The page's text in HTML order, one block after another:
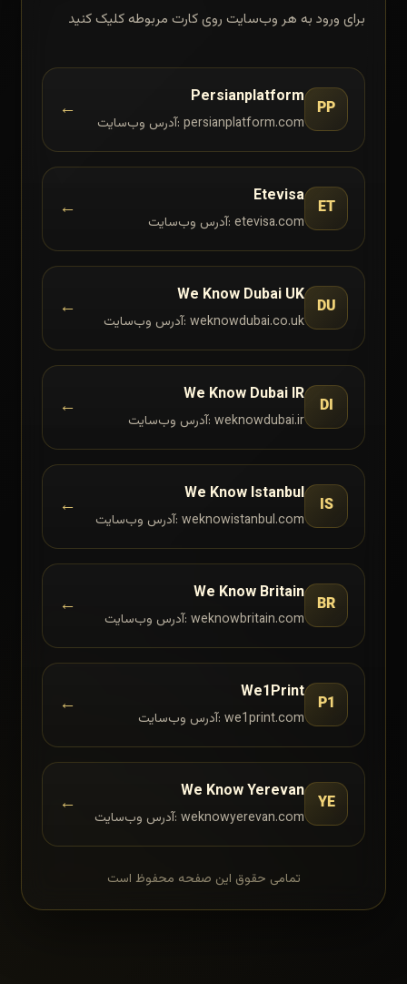
برای ورود به هر وب‌سایت روی کارت مربوطه کلیک کنید
PP
Persianplatform
آدرس وب‌سایت: persianplatform.com
←
ET
Etevisa
آدرس وب‌سایت: etevisa.com
←
DU
We Know Dubai UK
آدرس وب‌سایت: weknowdubai.co.uk
←
DI
We Know Dubai IR
آدرس وب‌سایت: weknowdubai.ir
←
IS
We Know Istanbul
آدرس وب‌سایت: weknowistanbul.com
←
BR
We Know Britain
آدرس وب‌سایت: weknowbritain.com
←
P1
We1Print
آدرس وب‌سایت: we1print.com
←
YE
We Know Yerevan
آدرس وب‌سایت: weknowyerevan.com
←
تمامی حقوق این صفحه محفوظ است